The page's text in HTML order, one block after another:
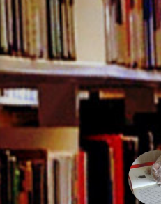
へ
ス
キ
ッ
プ